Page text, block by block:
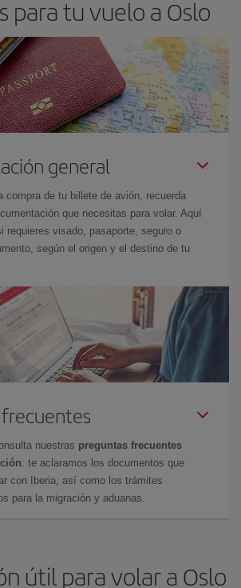
para tu vuelo a Oslo
general
compra de tu billete de avión, recuerda
que necesitas para volar. Aquí
requieres visado, pasaporte, seguro o
según el origen y el destino de tu
nuestras preguntas frecuentes
: te aclaramos los documentos que
con Iberia, así como los trámites
para la migración y aduanas.
útil para volar a Oslo